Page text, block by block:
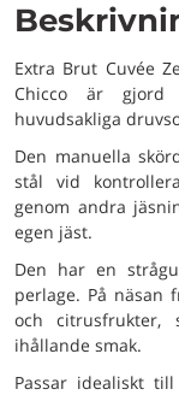
Extra Brut Cuvée
Chicco är gjord
huvudsakliga
Den manuella
stål vid
genom andra
egen jäst.
Den har en
perlage. På näsan
och citrusfrukter,
ihållande smak.
Passar idealiskt